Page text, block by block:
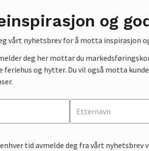
og
vårt nyhetsbrev for å motta inspirasjon
deg her mottar du
feriehus og hytter. Du vil også motta
tid avmelde deg fra vårt nyhetsbrev